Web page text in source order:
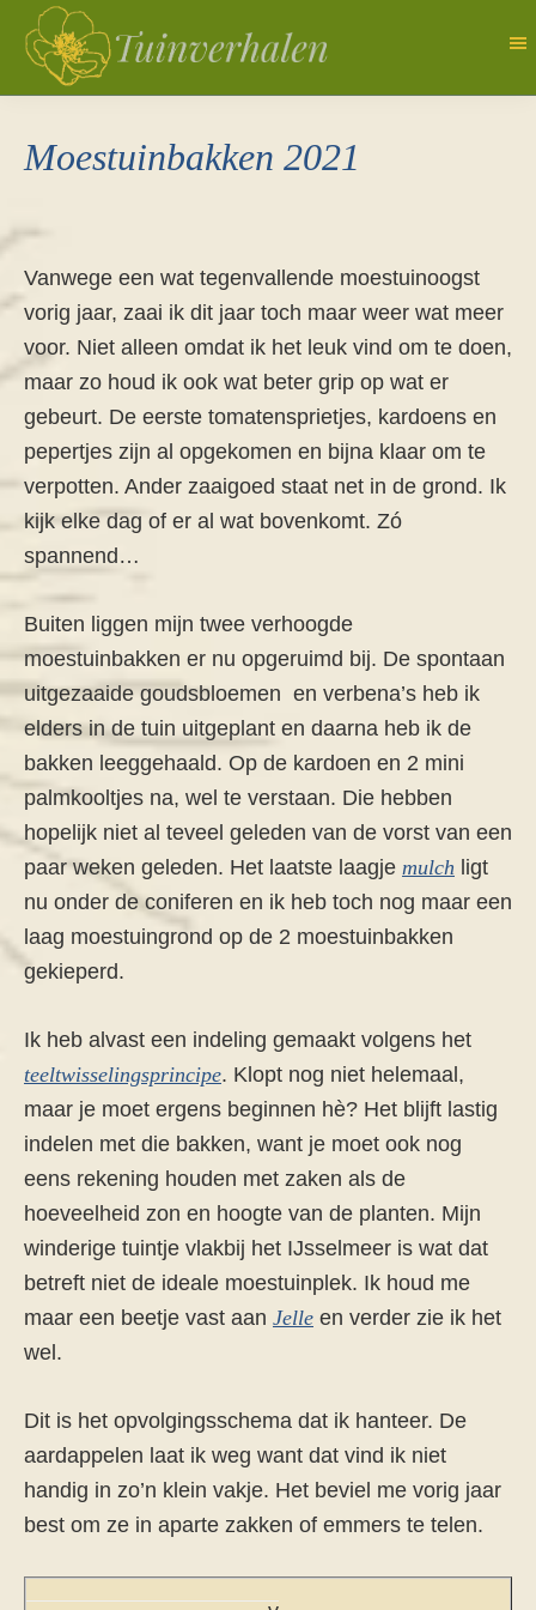
Door
naar
inhoud
Tuinverhalen
van
een
Moestuinbakken 2021
Vanwege een wat tegenvallende moestuinoogst
vorig jaar, zaai ik dit jaar toch maar weer wat meer
voor. Niet alleen omdat ik het leuk vind om te doen,
maar zo houd ik ook wat beter grip op wat er
gebeurt. De eerste tomatensprietjes, kardoens en
pepertjes zijn al opgekomen en bijna klaar om te
verpotten. Ander zaaigoed staat net in de grond. Ik
kijk elke dag of er al wat bovenkomt. Zó
spannend…
Buiten liggen mijn twee verhoogde
moestuinbakken er nu opgeruimd bij. De spontaan
uitgezaaide goudsbloemen en verbena’s heb ik
elders in de tuin uitgeplant en daarna heb ik de
bakken leeggehaald. Op de kardoen en 2 mini
palmkooltjes na, wel te verstaan. Die hebben
hopelijk niet al teveel geleden van de vorst van een
paar weken geleden. Het laatste laagje mulch ligt
nu onder de coniferen en ik heb toch nog maar een
laag moestuingrond op de 2 moestuinbakken
gekieperd.
Ik heb alvast een indeling gemaakt volgens het
teeltwisselingsprincipe. Klopt nog niet helemaal,
maar je moet ergens beginnen hè? Het blijft lastig
indelen met die bakken, want je moet ook nog
eens rekening houden met zaken als de
hoeveelheid zon en hoogte van de planten. Mijn
winderige tuintje vlakbij het IJsselmeer is wat dat
betreft niet de ideale moestuinplek. Ik houd me
maar een beetje vast aan Jelle en verder zie ik het
wel.
Dit is het opvolgingsschema dat ik hanteer. De
aardappelen laat ik weg want dat vind ik niet
handig in zo’n klein vakje. Het beviel me vorig jaar
best om ze in aparte zakken of emmers te telen.